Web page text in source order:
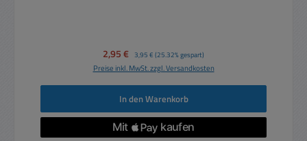
Verkaufspreis:
2,95 € Regulärer Preis:
3,95 € (25.32% gespart)
Preise inkl. MwSt. zzgl. Versandkosten
In den Warenkorb